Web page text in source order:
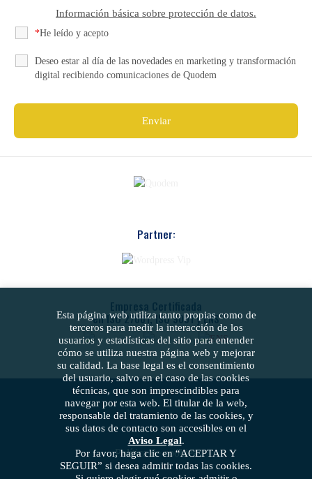
Información básica sobre protección de datos.
He leído y acepto
*
Deseo estar al día de las novedades en marketing y transformación
digital recibiendo comunicaciones de Quodem
Partner:
Empresa Certificada
en ISO 27001, ISO 9001 y ENS
Política de cookies
Esta página web utiliza tanto propias como de
terceros para medir la interacción de los
usuarios y estadísticas del sitio para entender
cómo se utiliza nuestra página web y mejorar
su calidad. La base legal es el consentimiento
del usuario, salvo en el caso de las cookies
técnicas, que son imprescindibles para
navegar por esta web. El titular de la web,
responsable del tratamiento de las cookies, y
sus datos de contacto son accesibles en el
Aviso Legal.
Por favor, haga clic en “ACEPTAR Y
SEGUIR” si desea admitir todas las cookies.